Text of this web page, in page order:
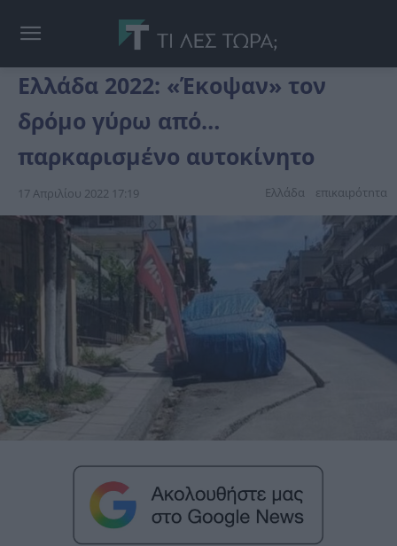
Ελλάδα 2022: «Έκοψαν» τον
δρόμο γύρω από…
παρκαρισμένο αυτοκίνητο
17 Απριλίου 2022 17:19 Ελλάδα επικαιpότnτα